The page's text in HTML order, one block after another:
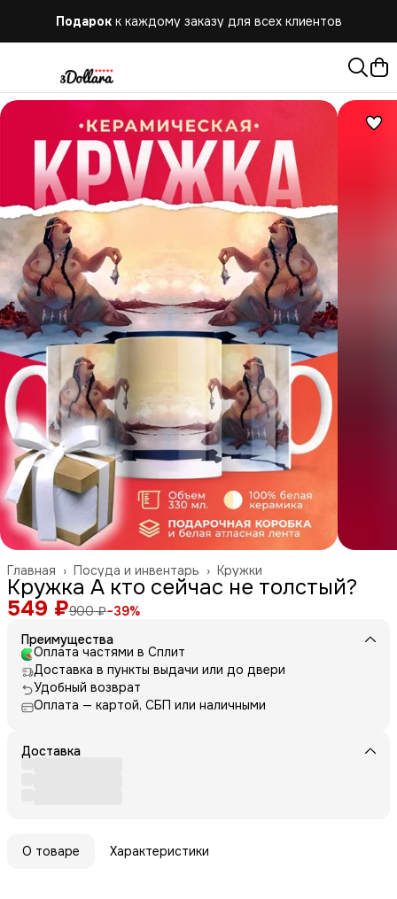
Подарок
Кружки
Посуда и инвентарь ›
Главная ›
Кружка А кто сейчас не толстый?
549 ₽900 ₽−39%
Преимущества
Оплата частями в Сплит
Доставка в пункты выдачи или до двери
Удобный возврат
Оплата — картой, СБП или наличными
Доставка
О товаре Характеристики